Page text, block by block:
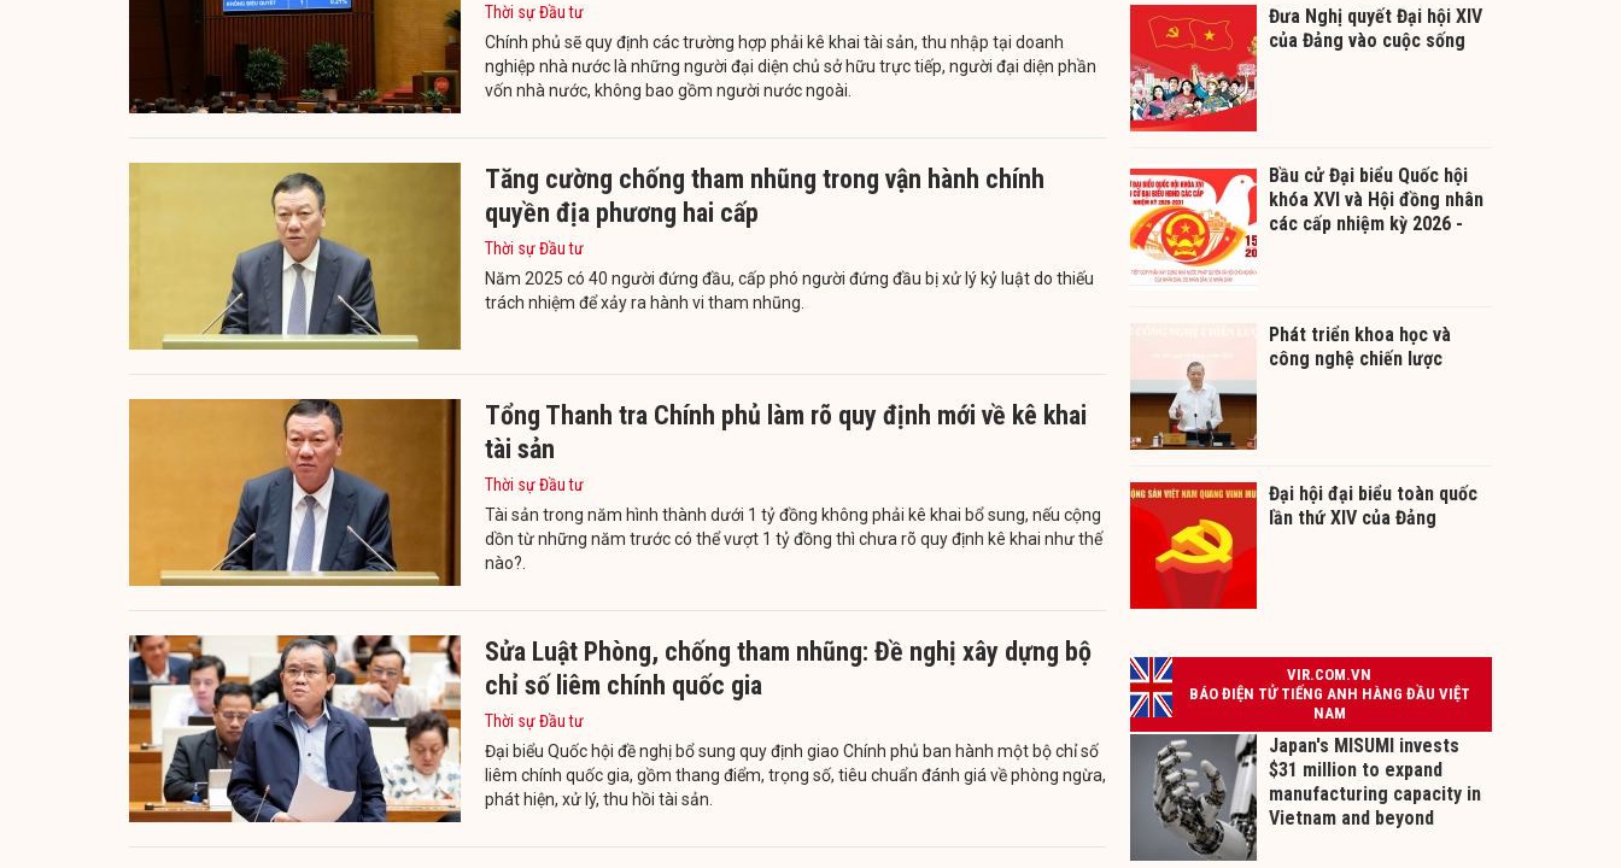
Thời sự Đầu tư
Chính phủ sẽ quy định các trường hợp phải kê khai tài sản, thu nhập tại doanh
nghiệp nhà nước là những người đại diện chủ sở hữu trực tiếp, người đại diện phần
vốn nhà nước, không bao gồm người nước ngoài.
Tăng cường chống tham nhũng trong vận hành chính
quyền địa phương hai cấp
Thời sự Đầu tư
Năm 2025 có 40 người đứng đầu, cấp phó người đứng đầu bị xử lý kỷ luật do thiếu
trách nhiệm để xảy ra hành vi tham nhũng.
Tổng Thanh tra Chính phủ làm rõ quy định mới về kê khai
tài sản
Thời sự Đầu tư
Tài sản trong năm hình thành dưới 1 tỷ đồng không phải kê khai bổ sung, nếu cộng
dồn từ những năm trước có thể vượt 1 tỷ đồng thì chưa rõ quy định kê khai như thế
nào?.
Sửa Luật Phòng, chống tham nhũng: Đề nghị xây dựng bộ
chỉ số liêm chính quốc gia
Thời sự Đầu tư
Đại biểu Quốc hội đề nghị bổ sung quy định giao Chính phủ ban hành một bộ chỉ số
liêm chính quốc gia, gồm thang điểm, trọng số, tiêu chuẩn đánh giá về phòng ngừa,
phát hiện, xử lý, thu hồi tài sản.
Đưa Nghị quyết Đại hội XIV
của Đảng vào cuộc sống
Bầu cử Đại biểu Quốc hội
khóa XVI và Hội đồng nhân
các cấp nhiệm kỳ 2026 -
Phát triển khoa học và
công nghệ chiến lược
Đại hội đại biểu toàn quốc
lần thứ XIV của Đảng